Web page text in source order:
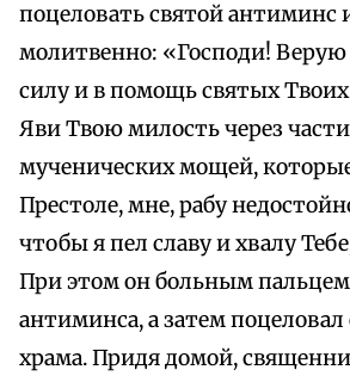
поцеловать святой антиминс
молитвенно: «Господи!
силу и в помощь святых
Яви Твою милость через
мученических мощей,
Престоле, мне, рабу
чтобы я пел славу и хвалу
При этом он больным пальцем
антиминса, а затем
храма. Придя домой,